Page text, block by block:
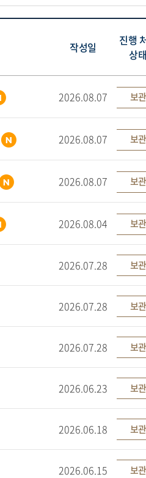
작성일
진행
상
2026.08.07 보관
2026.08.07 보관
2026.08.07 보관
2026.08.04 보관
2026.07.28 보관
2026.07.28 보관
2026.07.28 보관
2026.06.23 보관
2026.06.18 보관
2026.06.15 보관